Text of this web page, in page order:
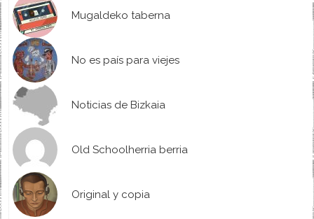
Mugaldeko taberna
No es país para viejes
Noticias de Bizkaia
Old Schoolherria berria
Original y copia